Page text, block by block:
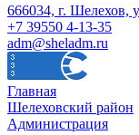
666034, г. Шелехов,
+7 39550 4-13-35
adm@sheladm.ru
Главная
Шелеховский район
Администрация